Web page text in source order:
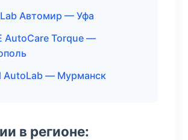
Автомир — Уфа
AutoCare Torque —
AutoLab — Мурманск
в регионе: